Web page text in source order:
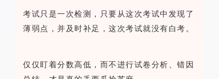
考试只是一次检测，只要从这次考试中发现了
薄弱点，并及时补足，这次考试就没有白考。
仅仅盯着分数高低，而不进行试卷分析、错因